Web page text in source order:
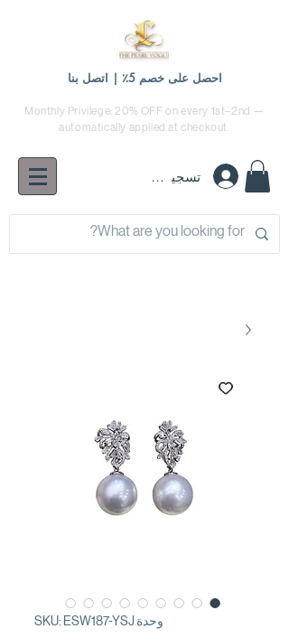
احصل على خصم 5٪ | اتصل بنا
Monthly Privilege: 20% OFF on every 1st–2nd —
automatically applied at checkout.
تسجيل الدخول
وحدة SKU: ESW187-YSJ